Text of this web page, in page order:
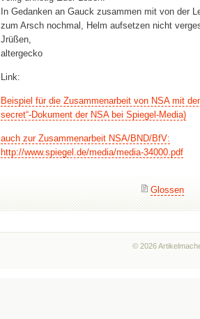
In Gedanken an Gauck zusammen mit von der
zum Arsch nochmal, Helm aufsetzen nicht
Jrüßen,
altergecko
Link:
Beispiel für die Zusammenarbeit von NSA mit
secret“-Dokument der NSA bei Spiegel-Media)
auch zur Zusammenarbeit NSA/BND/BfV:
http://www.spiegel.de/media/media-34000.pdf
Glossen
© 2026